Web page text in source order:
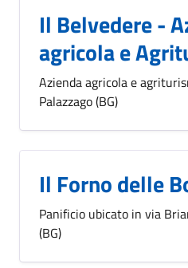
Il Belvedere -
agricola e
Azienda agricola e
Palazzago (BG)
Il Forno delle
Panificio ubicato in via
(BG)